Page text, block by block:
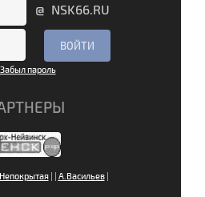
@ NSK66.RU
Забыл пароль
| | А.Васильев|